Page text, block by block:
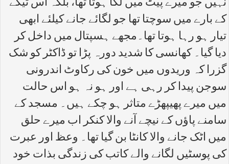
نہیں جو میرے پیٹ میں لگا ہوتا تھا، بلکہ اس ٹیکے
کے بارے میں سوچتا تھا جو لگائے جانے کیلئے ابھی
تیار ہو رہا ہوتا تھا۔مجھے ہسپتال میں داخل کر
دیا گیا۔ کھانسی کا شدید دورہ پڑا تو ڈاکٹر کو شک
گزرا کہ وریدوں میں خون کی رکاوٹ اندرونی
سوجن پیدا کر رہی ہے اور ہو نہ ہو اس حالت
میں میرے پھیپھڑے متاثر ہو چکے ہیں۔ مسجد کے
سامنے پاؤں کے نیچے آنے والا کنکر اب میرے حلق
میں اٹک جانے والا کانٹا بن گیا تھا۔ وعظ اور عبرت
کی پوسٹیں لگانے والے کاتب کی زندگی بذات خود